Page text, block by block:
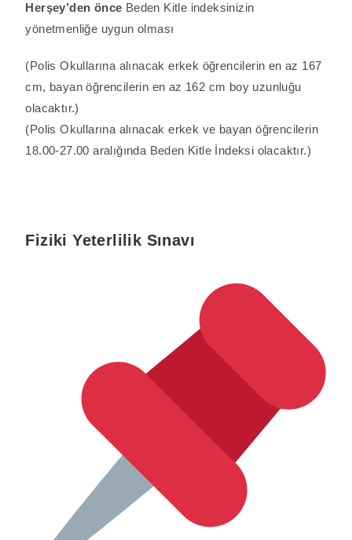
Herşey’den önce Beden Kitle indeksinizin
yönetmenliğe uygun olması
(Polis Okullarına alınacak erkek öğrencilerin en az 167
cm, bayan öğrencilerin en az 162 cm boy uzunluğu
olacaktır.)
(Polis Okullarına alınacak erkek ve bayan öğrencilerin
18.00-27.00 aralığında Beden Kitle İndeksi olacaktır.)
Fiziki Yeterlilik Sınavı